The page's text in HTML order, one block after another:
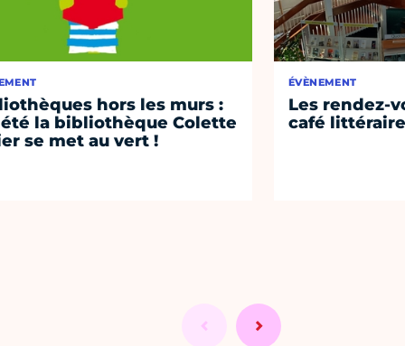
hors les murs :
la bibliothèque Colette
se met au vert !
ÉVÈNEMENT
Les rendez-
café